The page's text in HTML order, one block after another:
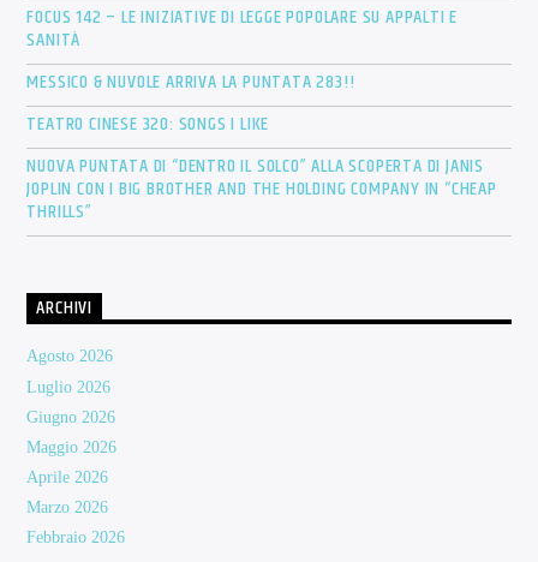
FOCUS 142 – LE INIZIATIVE DI LEGGE POPOLARE SU APPALTI E
SANITÀ
MESSICO & NUVOLE ARRIVA LA PUNTATA 283!!
TEATRO CINESE 320: SONGS I LIKE
NUOVA PUNTATA DI “DENTRO IL SOLCO” ALLA SCOPERTA DI JANIS
JOPLIN CON I BIG BROTHER AND THE HOLDING COMPANY IN “CHEAP
THRILLS”
ARCHIVI
Agosto 2026
Luglio 2026
Giugno 2026
Maggio 2026
Aprile 2026
Marzo 2026
Febbraio 2026